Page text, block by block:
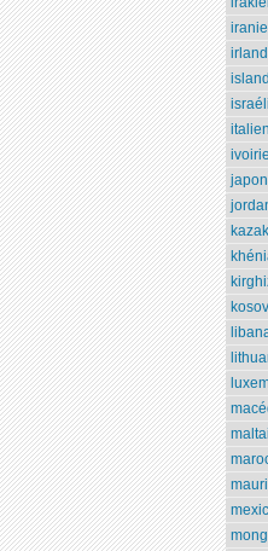
italien